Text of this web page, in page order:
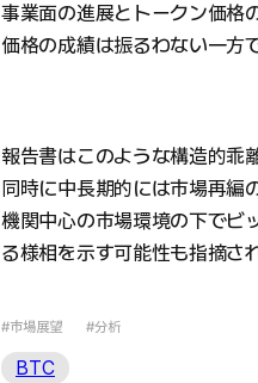
事業面の進展とトークン価格
価格の成績は振るわない一方
報告書はこのような構造的乖
同時に中長期的には市場再編
機関中心の市場環境の下でビ
る様相を示す可能性も指摘さ
#市場展望 #分析
BTC